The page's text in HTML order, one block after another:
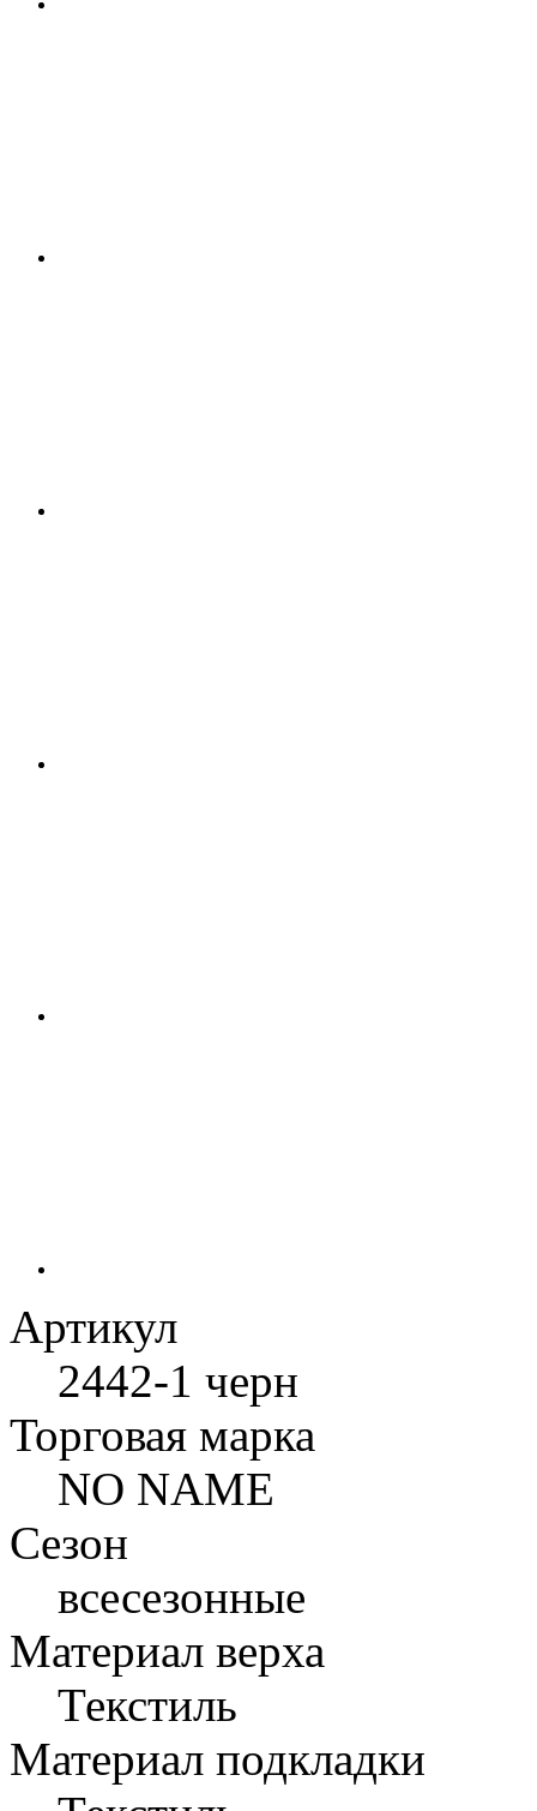
Артикул
2442-1 черн
Торговая марка
NO NAME
Сезон
всесезонные
Материал верха
Текстиль
Материал подкладки